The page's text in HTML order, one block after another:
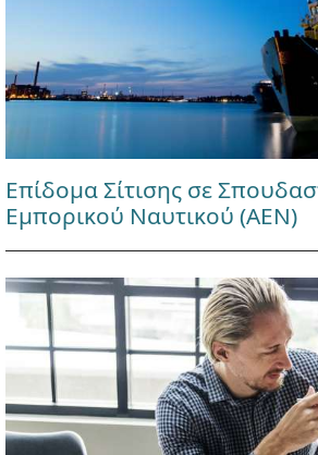
Επίδομα Σίτισης σε
Εμπορικού Ναυτικού (ΑΕΝ)